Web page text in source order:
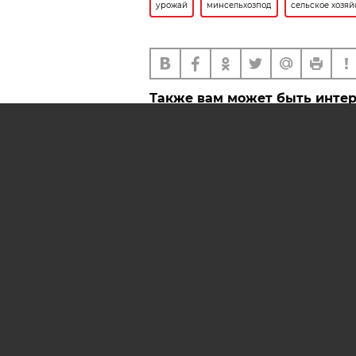
урожай минсельхозпод сельское
Также вам может быть